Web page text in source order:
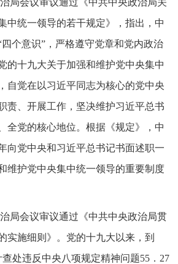
中统一领导的若干规定》，指出，中
个意识”，严格遵守党章和党内政治
的十九大关于加强和维护党中央集中
自觉在以习近平同志为核心的党中央
责、开展工作，坚决维护习近平总书
全党的核心地位。根据《规定》，中
向党中央和习近平总书记书面述职一
维护党中央集中统一领导的重要制度
局会议审议通过《中共中央政治局贯
实施细则》。党的十九大以来，到
处违反中央八项规定精神问题55．27